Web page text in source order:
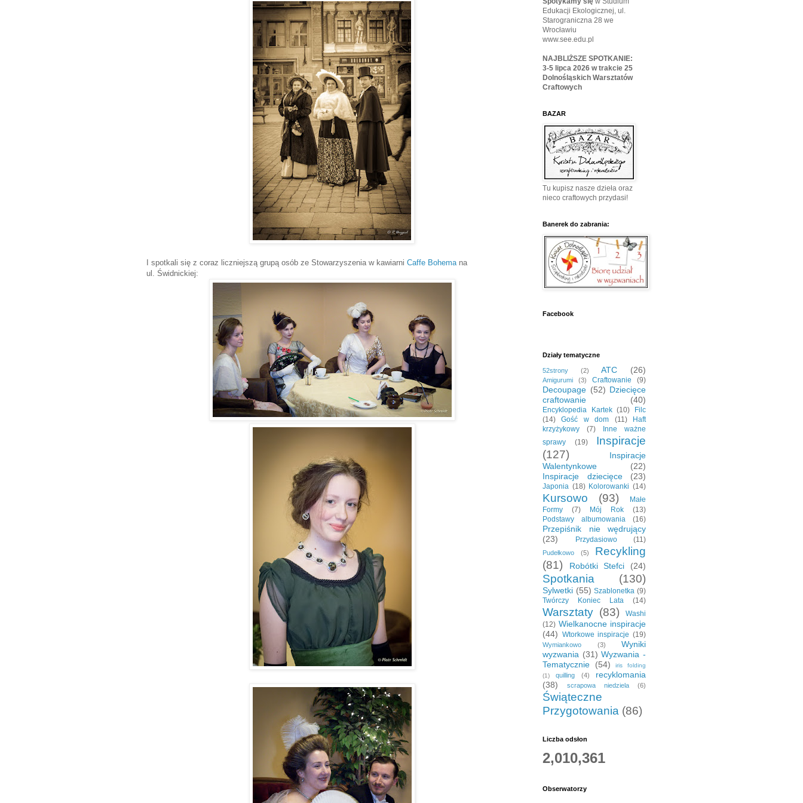
I spotkali się z coraz liczniejszą grupą osób ze Stowarzyszenia w kawiarni Caffe Bohemana
ul. Świdnickiej:
Edukacji Ekologicznej, ul.
Starograniczna 28 we
Wrocławiu
www.see.edu.pl
NAJBLIŻSZE SPOTKANIE:
3-5 lipca 2026 w trakcie 25
Dolnośląskich Warsztatów
Craftowych
BAZAR
Tu kupisz nasze dzieła oraz
nieco craftowych przydasi!
Banerek do zabrania:
Facebook
Działy tematyczne
52strony (2) ATC (26)
Amigurumi (3) Craftowanie (9)
Decoupage (52) Dziecięce
craftowanie
(40)
Encyklopedia Kartek (10)
Filc
(14)
Gość w dom (11)
Haft
krzyżykowy
(7)
Inne ważne
sprawy
(19)
Inspiracje
(127)
Inspiracje
Walentynkowe
(22)
Inspiracje dziecięce
(23)
Japonia (18) Kolorowanki (14)
Kursowo (93)
Małe
Formy
(7) Mój Rok
(13)
Podstawy albumowania
(16)
Przepiśnik nie wędrujący
(23)
Przydasiowo (11)
Pudełkowo (5)
Recykling
(81)
Robótki Stefci (24)
Spotkania (130)
Sylwetki (55) Szablonetka (9)
Twórczy Koniec Lata
(14)
Warsztaty (83)
Washi
(12) Wielkanocne inspiracje
(44) Wtorkowe inspiracje (19)
Wymiankowo (3)
Wyniki
wyzwania (31) Wyzwania -
Tematycznie
(54)
iris folding
(1)
quilling (4)
recyklomania
(38)
scrapowa niedziela (6)
Świąteczne
Przygotowania (86)
Liczba odsłon
2,010,361
Obserwatorzy